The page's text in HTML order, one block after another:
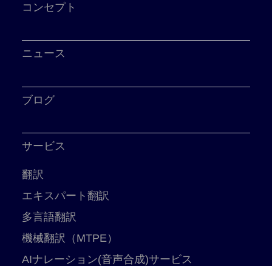
コンセプト
ニュース
ブログ
サービス
翻訳
エキスパート翻訳
多言語翻訳
機械翻訳（MTPE）
AIナレーション(音声合成)サービス